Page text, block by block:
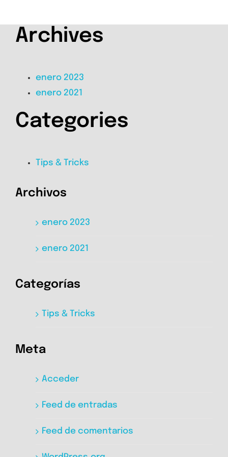
Archives
enero 2023
enero 2021
Categories
Tips & Tricks
Archivos
enero 2023
enero 2021
Categorías
Tips & Tricks
Meta
Acceder
Feed de entradas
Feed de comentarios